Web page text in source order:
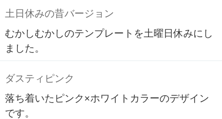
土日休みの昔バージョン
むかしむかしのテンプレートを土曜日休みにし
ました。
ダスティピンク
落ち着いたピンク×ホワイトカラーのデザイン
です。